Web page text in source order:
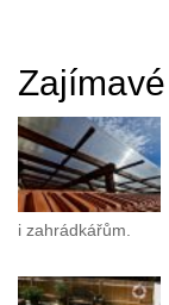
Zajímavé
i zahrádkářům.